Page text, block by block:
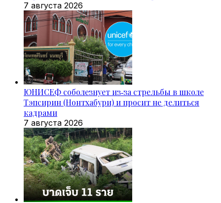
7 августа 2026
ЮНИСЕФ соболезнует из‑за стрельбы в школе
Тэпсирин (Нонтхабури) и просит не делиться
кадрами
7 августа 2026